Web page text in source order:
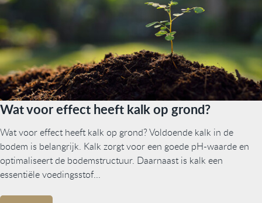
Wat voor effect heeft kalk op grond?
Wat voor effect heeft kalk op grond? Voldoende kalk in de
bodem is belangrijk. Kalk zorgt voor een goede pH-waarde en
optimaliseert de bodemstructuur. Daarnaast is kalk een
essentiële voedingsstof...